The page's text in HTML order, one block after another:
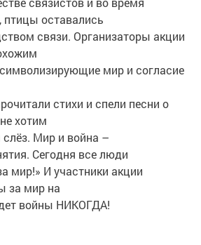
птицы оставались
связи. Организаторы акции
мир и согласие
стихи и спели песни о
хотим
Мир и война –
Сегодня все люди
мир!» И участники акции
за мир на
войны НИКОГДА!